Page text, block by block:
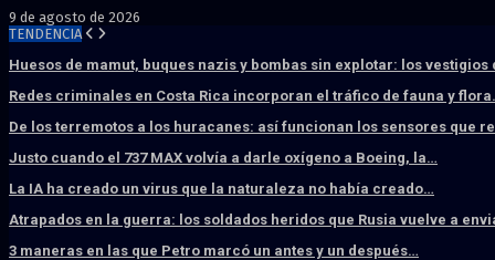
9 de agosto de 2026
TENDENCIA
Huesos de mamut, buques nazis y bombas sin explotar: los vestigios
Redes criminales en Costa Rica incorporan el tráfico de fauna y
De los terremotos a los huracanes: así funcionan los sensores que
Justo cuando el 737 MAX volvía a darle oxígeno a Boeing, la…
La IA ha creado un virus que la naturaleza no había creado…
Atrapados en la guerra: los soldados heridos que Rusia vuelve a
3 maneras en las que Petro marcó un antes y un después…